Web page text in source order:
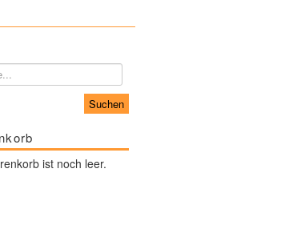
ist noch leer.